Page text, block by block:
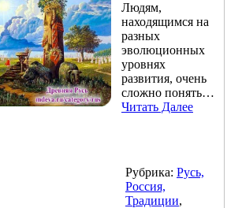
Людям,
находящимся на
разных
эволюционных
уровнях
развития, очень
сложно понять…
Читать Далее
Рубрика: Русь,
Россия,
Традиции,